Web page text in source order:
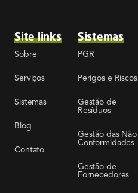
Site links
Sobre
Serviços
Sistemas
Blog
Contato
Sistemas
PGR
Perigos e Riscos
Gestão de
Resíduos
Gestão das Não
Conformidades
Gestão de
Fornecedores